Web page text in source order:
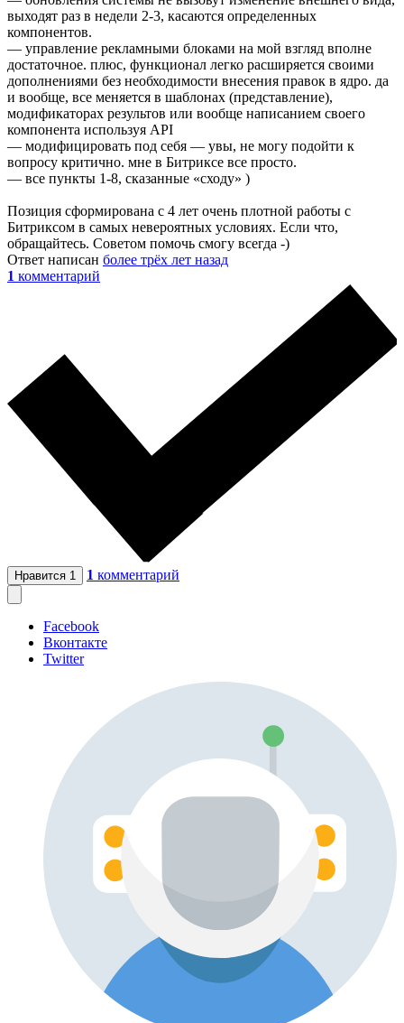
выходят раз в недели 2-3, касаются определенных
компонентов.
— управление рекламными блоками на мой взгляд вполне
достаточное. плюс, функционал легко расширяется своими
дополнениями без необходимости внесения правок в ядро. да
и вообще, все меняется в шаблонах (представление),
модификаторах результов или вообще написанием своего
компонента используя API
— модифицировать под себя — увы, не могу подойти к
вопросу критично. мне в Битриксе все просто.
— все пункты 1-8, сказанные «сходу» )
Позиция сформирована с 4 лет очень плотной работы с
Битриксом в самых невероятных условиях. Если что,
обращайтесь. Советом помочь смогу всегда -)
Ответ написан более трёх лет назад
1 комментарий
Нравится 1 1 комментарий
Facebook
Вконтакте
Twitter